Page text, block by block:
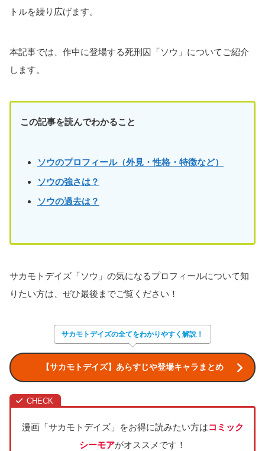
トルを繰り広げます。
本記事では、作中に登場する死刑囚「ソウ」についてご紹介
します。
この記事を読んでわかること
ソウのプロフィール（外見・性格・特徴など）
ソウの強さは？
ソウの過去は？
サカモトデイズ「ソウ」の気になるプロフィールについて知
りたい方は、ぜひ最後までご覧ください！
サカモトデイズの全てをわかりやすく解説！
【サカモトデイズ】あらすじや登場キャラまとめ
漫画「サカモトデイズ」をお得に読みたい方はコミック
シーモアがオススメです！